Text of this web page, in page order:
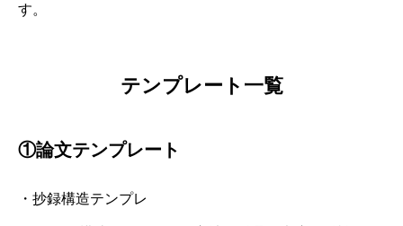
す。
テンプレート一覧
①論文テンプレート
・抄録構造テンプレ